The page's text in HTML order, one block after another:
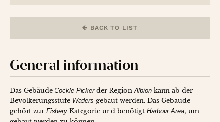
BACK TO LIST
General information
Das Gebäude Cockle Pickerder Region Albion kann ab der
Bevölkerungsstufe Waders gebaut werden. Das Gebäude
gehört zur Fishery Kategorie und benötigt Harbour Area, um